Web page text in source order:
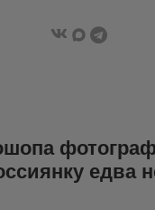
едва